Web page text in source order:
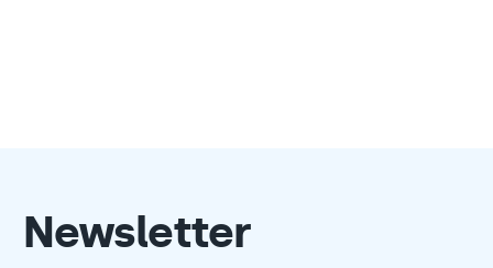
Newsletter